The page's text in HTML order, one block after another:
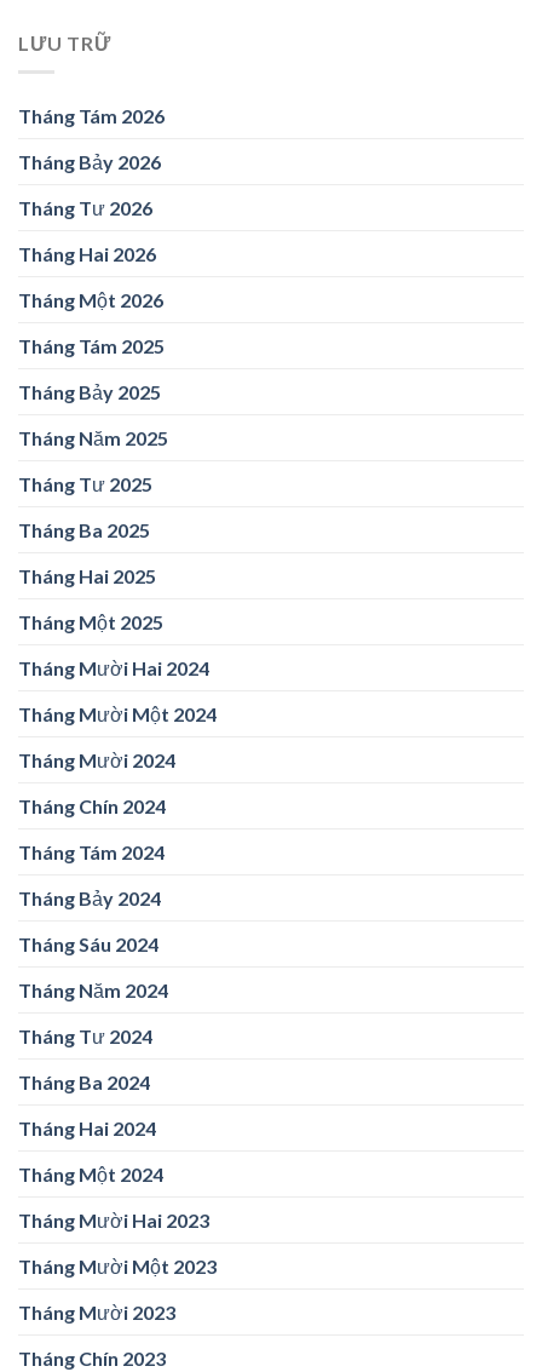
LƯU TRỮ
Tháng Tám 2026
Tháng Bảy 2026
Tháng Tư 2026
Tháng Hai 2026
Tháng Một 2026
Tháng Tám 2025
Tháng Bảy 2025
Tháng Năm 2025
Tháng Tư 2025
Tháng Ba 2025
Tháng Hai 2025
Tháng Một 2025
Tháng Mười Hai 2024
Tháng Mười Một 2024
Tháng Mười 2024
Tháng Chín 2024
Tháng Tám 2024
Tháng Bảy 2024
Tháng Sáu 2024
Tháng Năm 2024
Tháng Tư 2024
Tháng Ba 2024
Tháng Hai 2024
Tháng Một 2024
Tháng Mười Hai 2023
Tháng Mười Một 2023
Tháng Mười 2023
Tháng Chín 2023